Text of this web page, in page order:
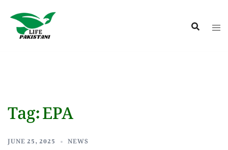
Tag:EPA
JUNE 25, 2025 NEWS